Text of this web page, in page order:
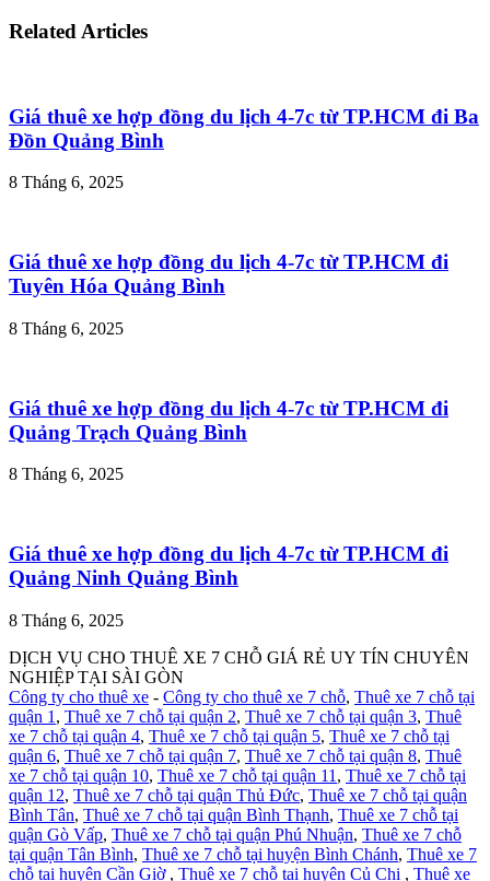
Related Articles
Giá thuê xe hợp đồng du lịch 4-7c từ TP.HCM đi Ba
Đồn Quảng Bình
8 Tháng 6, 2025
Giá thuê xe hợp đồng du lịch 4-7c từ TP.HCM đi
Tuyên Hóa Quảng Bình
8 Tháng 6, 2025
Giá thuê xe hợp đồng du lịch 4-7c từ TP.HCM đi
Quảng Trạch Quảng Bình
8 Tháng 6, 2025
Giá thuê xe hợp đồng du lịch 4-7c từ TP.HCM đi
Quảng Ninh Quảng Bình
8 Tháng 6, 2025
DỊCH VỤ CHO THUÊ XE 7 CHỖ GIÁ RẺ UY TÍN CHUYÊN
NGHIỆP TẠI SÀI GÒN
Công ty cho thuê xe - Công ty cho thuê xe 7 chỗ, Thuê xe 7 chỗ tại
quận 1 , Thuê xe 7 chỗ tại quận 2, Thuê xe 7 chỗ tại quận 3, Thuê
xe 7 chỗ tại quận 4, Thuê xe 7 chỗ tại quận 5, Thuê xe 7 chỗ tại
quận 6, Thuê xe 7 chỗ tại quận 7, Thuê xe 7 chỗ tại quận 8, Thuê
xe 7 chỗ tại quận 10, Thuê xe 7 chỗ tại quận 11 , Thuê xe 7 chỗ tại
quận 12, Thuê xe 7 chỗ tại quận Thủ Đức, Thuê xe 7 chỗ tại quận
Bình Tân, Thuê xe 7 chỗ tại quận Bình Thạnh, Thuê xe 7 chỗ tại
quận Gò Vấp, Thuê xe 7 chỗ tại quận Phú Nhuận, Thuê xe 7 chỗ
tại quận Tân Bình, Thuê xe 7 chỗ tại huyện Bình Chánh, Thuê xe 7
chỗ tại huyện Cần Giờ , Thuê xe 7 chỗ tại huyện Củ Chi , Thuê xe